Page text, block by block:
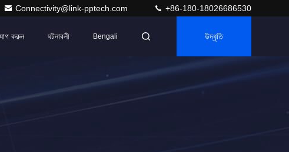
Connectivity@link-pptech.com +86-180-18026686530
করুন ঘটনাবলী Bengali উদ্ধৃতি